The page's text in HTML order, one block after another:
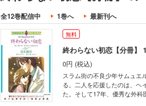
全12巻配信中 1巻へ 最新刊へ
無料
終わらない初恋【分冊】
0円 (税込)
スラム街の不良少年サムュエ
る。二人を応援したのは、ヘ
た。そして17年、優秀な外科